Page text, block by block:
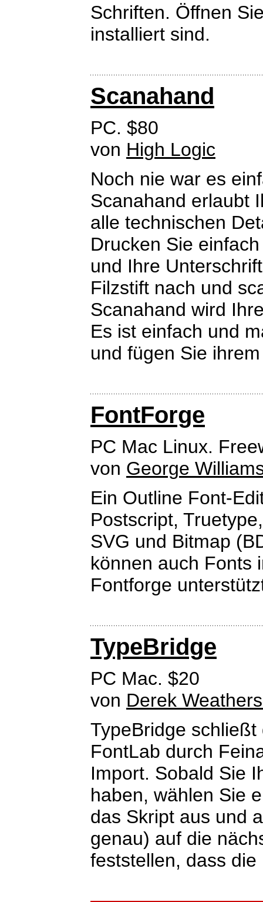
Schriften. Öffnen
installiert sind.
Scanahand
PC. $80
von High Logic
Noch nie war es
Scanahand erlaubt
alle technischen
Drucken Sie
und Ihre
Filzstift nach und
Scanahand wird
Es ist einfach und
und fügen Sie
FontForge
PC Mac Linux.
von George
Ein Outline Font-
Postscript,
SVG und Bitmap
können auch Fonts
Fontforge
TypeBridge
PC Mac. $20
von Derek
TypeBridge
FontLab durch
Import. Sobald Sie
haben, wählen Sie
das Skript aus und
genau) auf die
feststellen, dass